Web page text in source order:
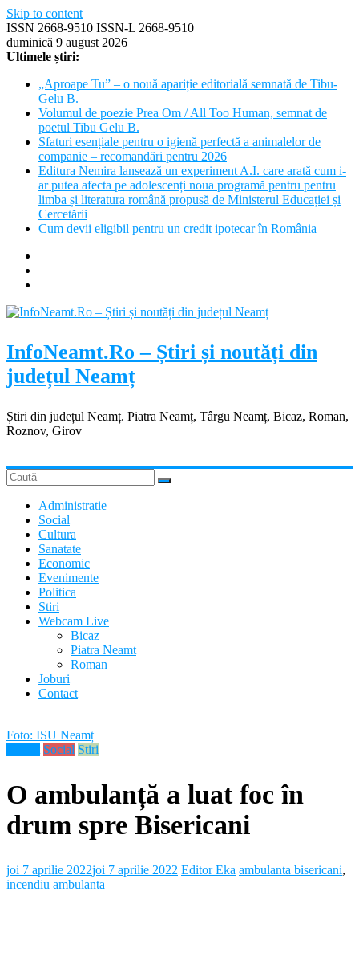
Skip to content
ISSN 2668-9510 ISSN-L 2668-9510
duminică 9 august 2026
Ultimele știri:
„Aproape Tu” – o nouă apariție editorială semnată de Tibu-
Gelu B.
Volumul de poezie Prea Om / All Too Human, semnat de
poetul Tibu Gelu B.
Sfaturi esențiale pentru o igienă perfectă a animalelor de
companie – recomandări pentru 2026
Editura Nemira lansează un experiment A.I. care arată cum i-
ar putea afecta pe adolescenți noua programă pentru pentru
limba și literatura română propusă de Ministerul Educației și
Cercetării
Cum devii eligibil pentru un credit ipotecar în România
InfoNeamt.Ro – Știri și noutăți din
județul Neamț
Știri din județul Neamț. Piatra Neamț, Târgu Neamț, Bicaz, Roman,
Roznov, Girov
Administratie
Social
Cultura
Sanatate
Economic
Evenimente
Politica
Stiri
Webcam Live
Bicaz
Piatra Neamt
Roman
Joburi
Contact
Foto: ISU Neamț
Social Stiri
O ambulanță a luat foc în
drum spre Bisericani
joi 7 aprilie 2022joi 7 aprilie 2022 Editor Eka ambulanta bisericani,
incendiu ambulanta